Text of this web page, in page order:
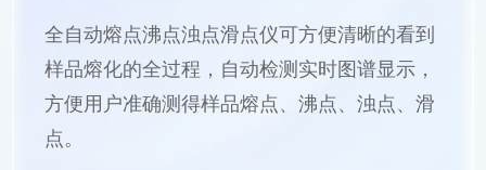
全自动熔点沸点浊点滑点仪可方便清晰的看到
样品熔化的全过程，自动检测实时图谱显示，
方便用户准确测得样品熔点、沸点、浊点、滑
点。